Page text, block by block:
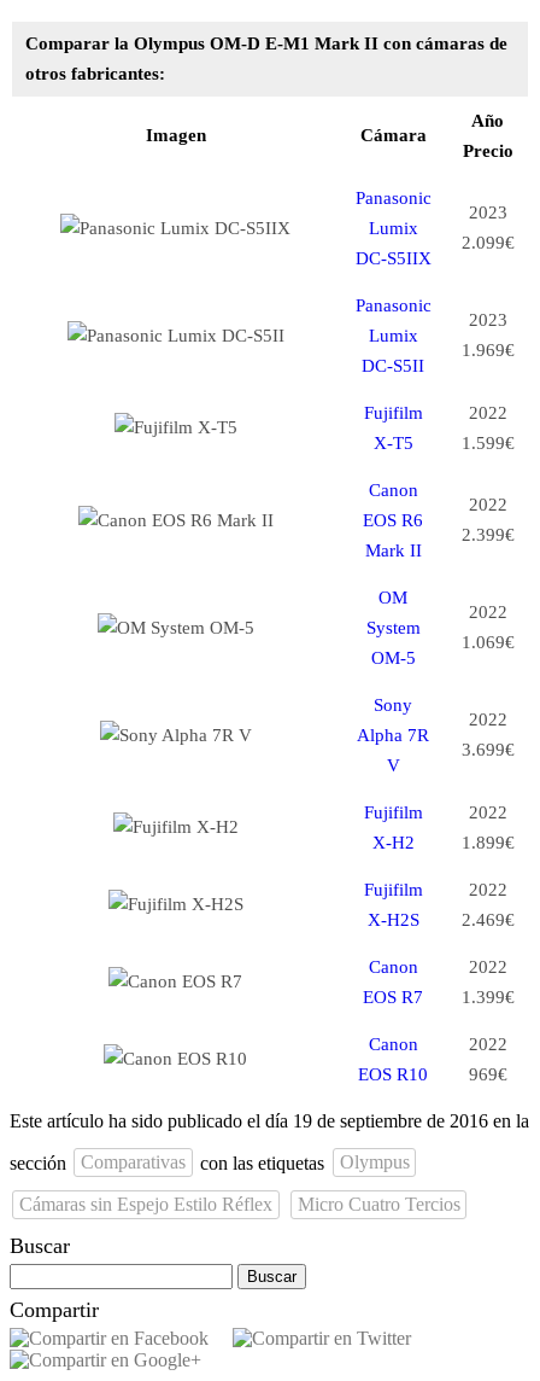
Comparar la Olympus OM-D E-M1 Mark II con cámaras de
otros fabricantes:
Imagen Cámara
Año
Precio
Panasonic
Lumix
DC-S5IIX
2023
2.099€
Panasonic
Lumix
DC-S5II
2023
1.969€
Fujifilm
X-T5
2022
1.599€
Canon
EOS R6
Mark II
2022
2.399€
OM
System
OM-5
2022
1.069€
Sony
Alpha 7R
V
2022
3.699€
Fujifilm
X-H2
2022
1.899€
Fujifilm
X-H2S
2022
2.469€
Canon
EOS R7
2022
1.399€
Canon
EOS R10
2022
969€
Este artículo ha sido publicado el día 19 de septiembre de 2016 en la
sección Comparativas con las etiquetas Olympus
Cámaras sin Espejo Estilo Réflex Micro Cuatro Tercios
Buscar
Compartir